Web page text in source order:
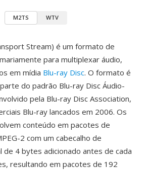
M2TS WTV
Stream) é um formato de
para multiplexar áudio,
em mídia Blu-ray Disc. O formato é
do padrão Blu-ray Disc Áudio-
pela Blu-ray Disc Association,
Blu-ray lancados em 2006. Os
conteúdo em pacotes de
2 com um cabecalho de
de 4 bytes adicionado antes de cada
resultando em pacotes de 192